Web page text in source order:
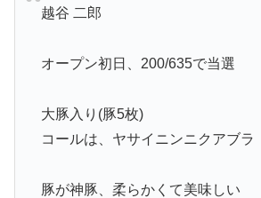
越谷 二郎
オープン初日、200/635で当選
大豚入り(豚5枚)
コールは、ヤサイニンニクアブラ
豚が神豚、柔らかくて美味しい